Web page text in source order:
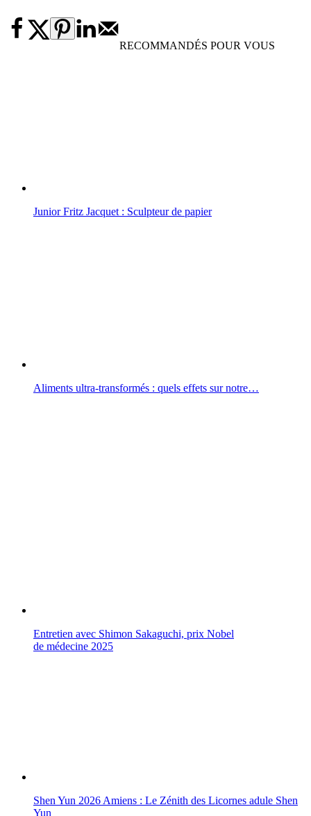
RECOMMANDÉS POUR VOUS
Junior Fritz Jacquet : Sculpteur de papier
Aliments ultra-transformés : quels effets sur notre…
Entretien avec Shimon Sakaguchi, prix Nobel
de médecine 2025
Shen Yun 2026 Amiens : Le Zénith des Licornes adule Shen
Yun